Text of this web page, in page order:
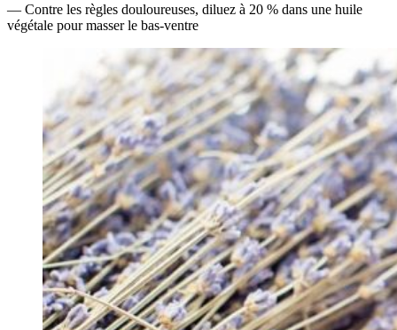
— Contre les règles douloureuses, diluez à 20 % dans une huile
végétale pour masser le bas-ventre